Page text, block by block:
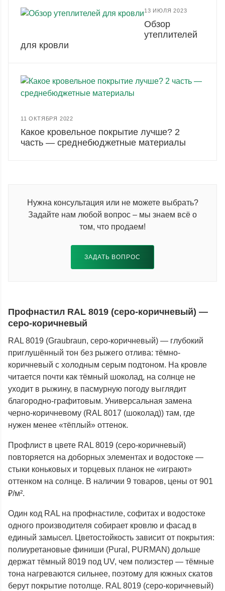
13 ИЮЛЯ 2023
Обзор
утеплителей
для кровли
11 ОКТЯБРЯ 2022
Какое кровельное покрытие лучше? 2
часть — среднебюджетные материалы
Нужна консультация или не можете выбрать?
Задайте нам любой вопрос – мы знаем всё о
том, что продаем!
ЗАДАТЬ ВОПРОС
Профнастил RAL 8019 (серо-коричневый) —
серо-коричневый
RAL 8019 (Graubraun, серо-коричневый) — глубокий
приглушённый тон без рыжего отлива: тёмно-
коричневый с холодным серым подтоном. На кровле
читается почти как тёмный шоколад, на солнце не
уходит в рыжину, в пасмурную погоду выглядит
благородно-графитовым. Универсальная замена
черно-коричневому (RAL 8017 (шоколад)) там, где
нужен менее «тёплый» оттенок.
Профлист в цвете RAL 8019 (серо-коричневый)
повторяется на доборных элементах и водостоке —
стыки коньковых и торцевых планок не «играют»
оттенком на солнце. В наличии 9 товаров, цены от 901
₽/м².
Один код RAL на профнастиле, софитах и водостоке
одного производителя собирает кровлю и фасад в
единый замысел. Цветостойкость зависит от покрытия:
полиуретановые финиши (Pural, PURMAN) дольше
держат тёмный 8019 под UV, чем полиэстер — тёмные
тона нагреваются сильнее, поэтому для южных скатов
берут покрытие потолще. RAL 8019 (серо-коричневый)